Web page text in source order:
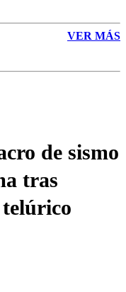
VER MÁS
de sismo
tras